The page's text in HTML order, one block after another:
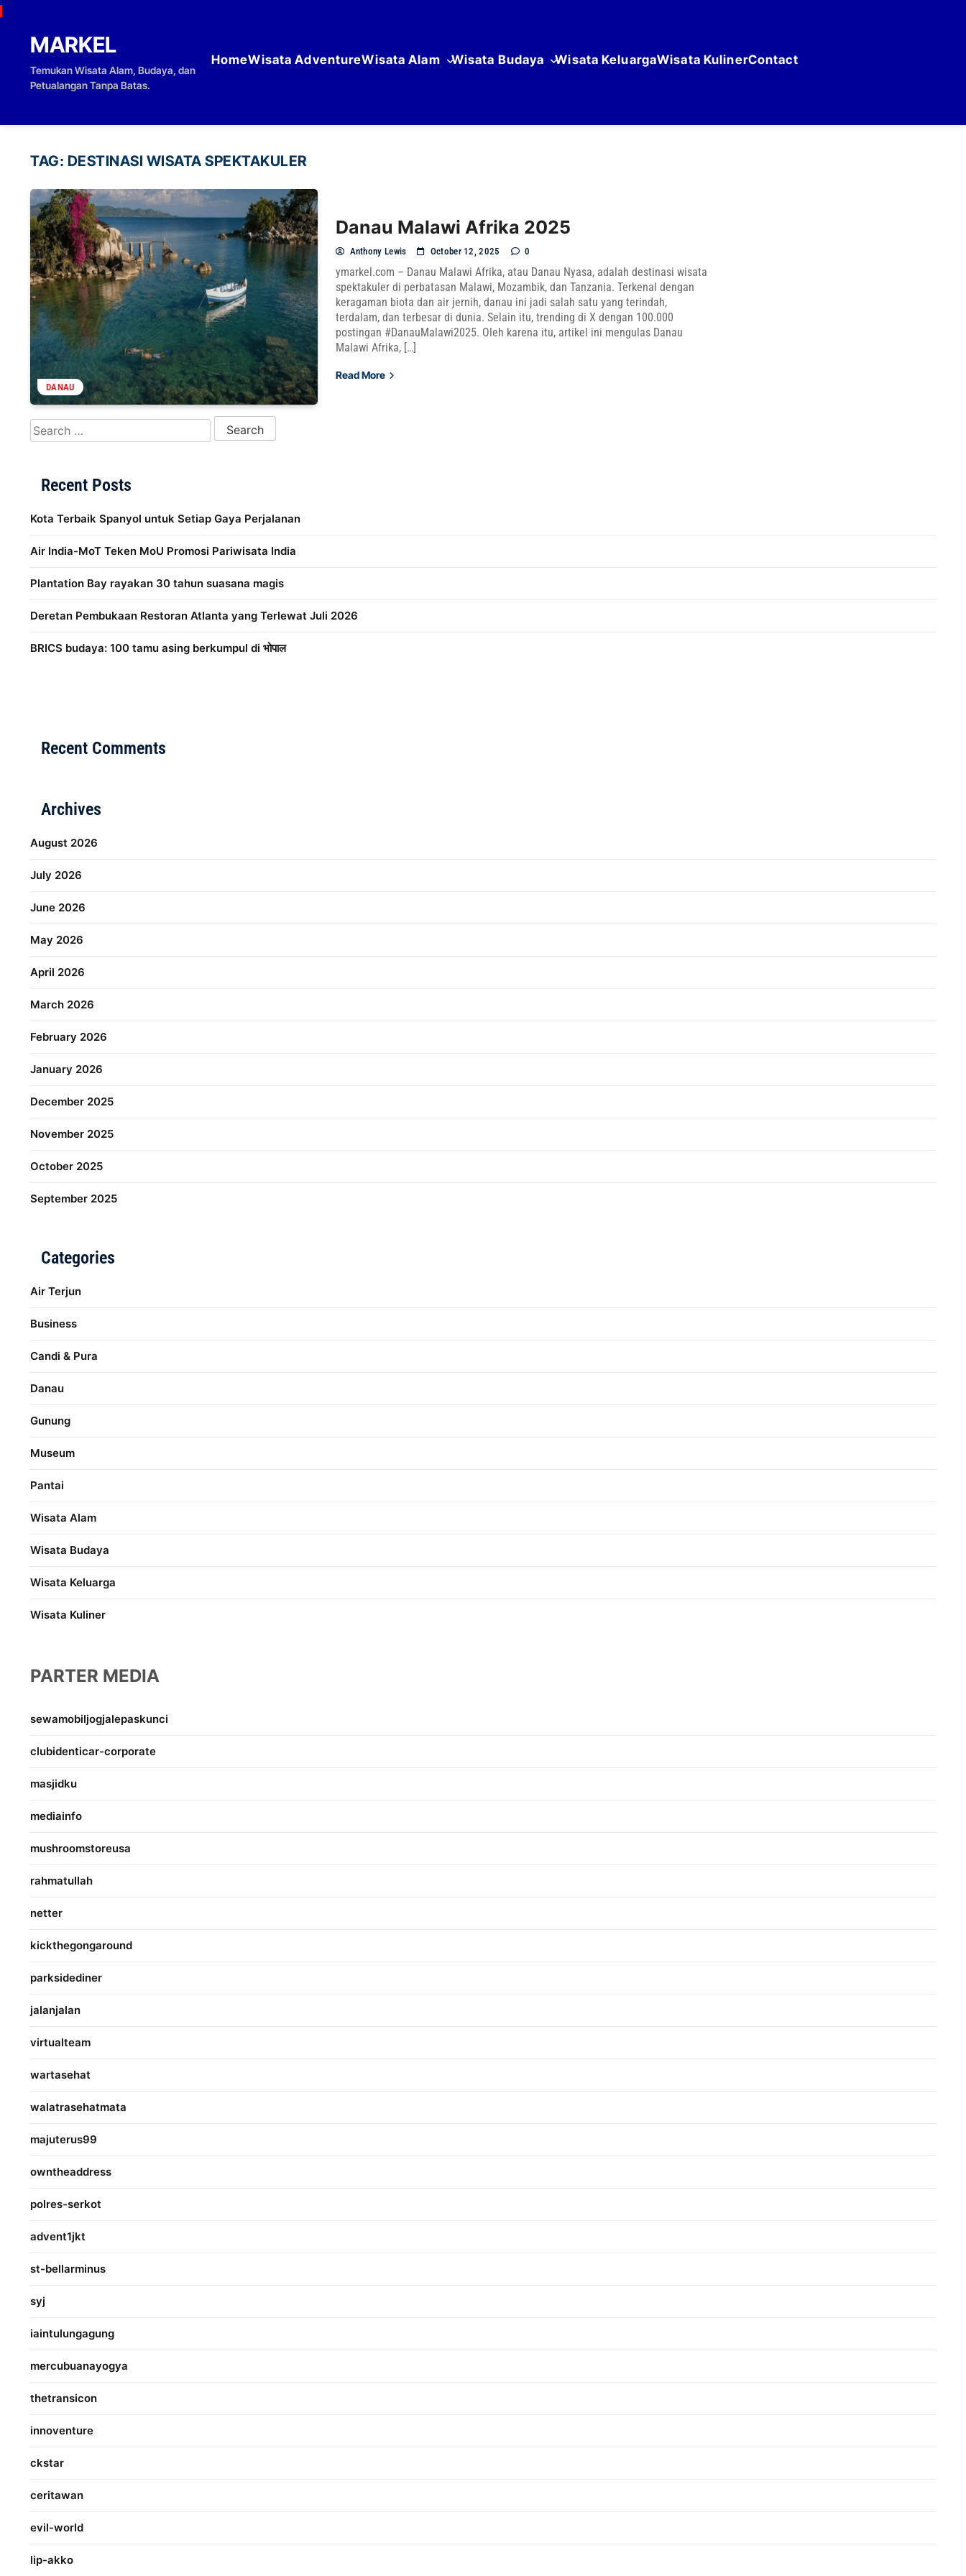
Skip to content
MARKEL
Temukan Wisata Alam, Budaya, dan
Petualangan Tanpa Batas.
HomeWisata AdventureWisata Alam Wisata Budaya Wisata KeluargaWisata KulinerContact
TAG: DESTINASI WISATA SPEKTAKULER
DANAU
Danau Malawi Afrika 2025
Anthony Lewis October 12, 2025 0
ymarkel.com – Danau Malawi Afrika, atau Danau Nyasa, adalah destinasi wisata
spektakuler di perbatasan Malawi, Mozambik, dan Tanzania. Terkenal dengan
keragaman biota dan air jernih, danau ini jadi salah satu yang terindah,
terdalam, dan terbesar di dunia. Selain itu, trending di X dengan 100.000
postingan #DanauMalawi2025. Oleh karena itu, artikel ini mengulas Danau
Malawi Afrika, […]
Read More
Search for:
Recent Posts
Kota Terbaik Spanyol untuk Setiap Gaya Perjalanan
Air India-MoT Teken MoU Promosi Pariwisata India
Plantation Bay rayakan 30 tahun suasana magis
Deretan Pembukaan Restoran Atlanta yang Terlewat Juli 2026
BRICS budaya: 100 tamu asing berkumpul di भोपाल
Recent Comments
Archives
August 2026
July 2026
June 2026
May 2026
April 2026
March 2026
February 2026
January 2026
December 2025
November 2025
October 2025
September 2025
Categories
Air Terjun
Business
Candi & Pura
Danau
Gunung
Museum
Pantai
Wisata Alam
Wisata Budaya
Wisata Keluarga
Wisata Kuliner
PARTER MEDIA
sewamobiljogjalepaskunci
clubidenticar-corporate
masjidku
mediainfo
mushroomstoreusa
rahmatullah
netter
kickthegongaround
parksidediner
jalanjalan
virtualteam
wartasehat
walatrasehatmata
majuterus99
owntheaddress
polres-serkot
advent1jkt
st-bellarminus
syj
iaintulungagung
mercubuanayogya
thetransicon
innoventure
ckstar
ceritawan
evil-world
lip-akko